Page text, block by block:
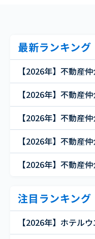
最新ランキング
【2026年】不動産
【2026年】不動産
【2026年】不動産
【2026年】不動産
【2026年】不動産
注目ランキング
【2026年】ホテル